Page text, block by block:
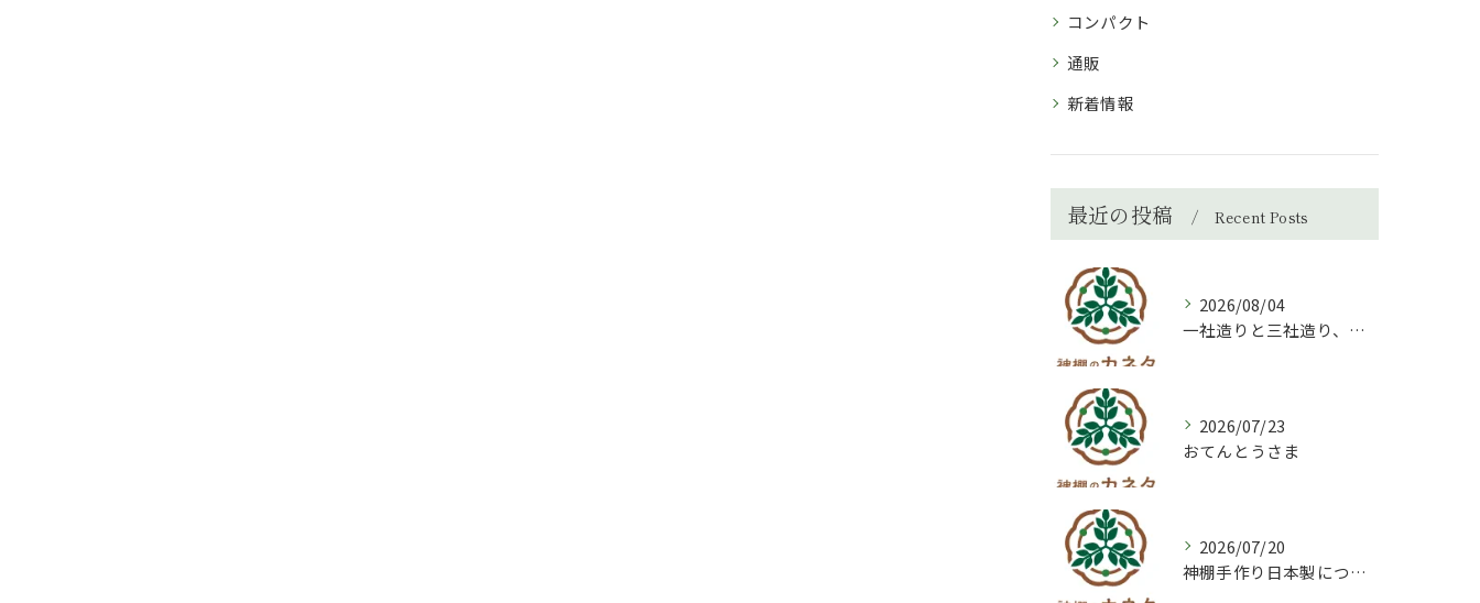
コンパクト
通販
新着情報
最近の投稿 Recent Posts
2026/08/04
一社造りと三社造り、どちらを選ぶべき？
2026/07/23
おてんとうさま
2026/07/20
神棚手作り日本製について